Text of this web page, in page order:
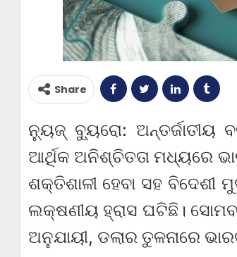
Share
ନ୍ୟୁଜ୍ ବ୍ୟୁରୋ:
ଆର୍ଥିକ ଅନିଶ୍ଚିତତା ମଧ୍ୟରେ
ଶକ୍ତିଶାଳୀ ହେବା ସହ ବିଦେଶୀ
ଲକ୍ଷଣୀୟ ହ୍ରାସ ଘଟିଛି।
ଅନୁଯାୟୀ, ଡଲାର ତୁଳନାରେ